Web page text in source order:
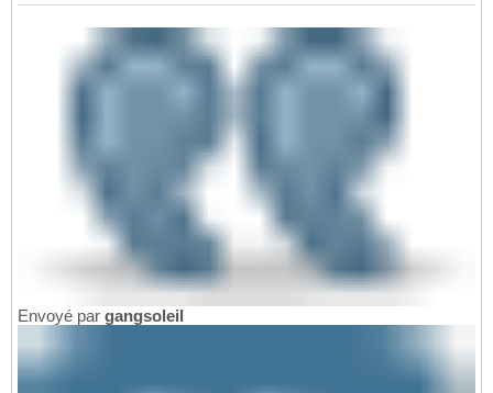
Envoyé par gangsoleil